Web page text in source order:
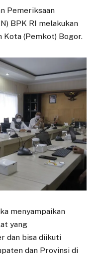
Pemeriksaan
BPK RI melakukan
Kota (Pemkot) Bogor.
menyampaikan
yang
dan bisa diikuti
dan Provinsi di